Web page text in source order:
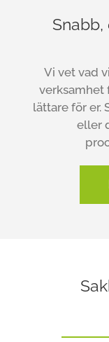
Vi vet vad
verksamhet
lättare för er.
eller